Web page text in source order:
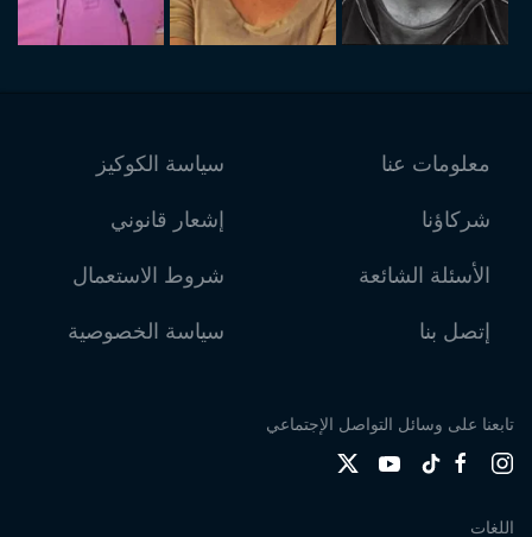
معلومات عنا
شركاؤنا
الأسئلة الشائعة
إتصل بنا
سياسة الكوكيز
إشعار قانوني
شروط الاستعمال
سياسة الخصوصية
تابعنا على وسائل التواصل الإجتماعي
اللغات